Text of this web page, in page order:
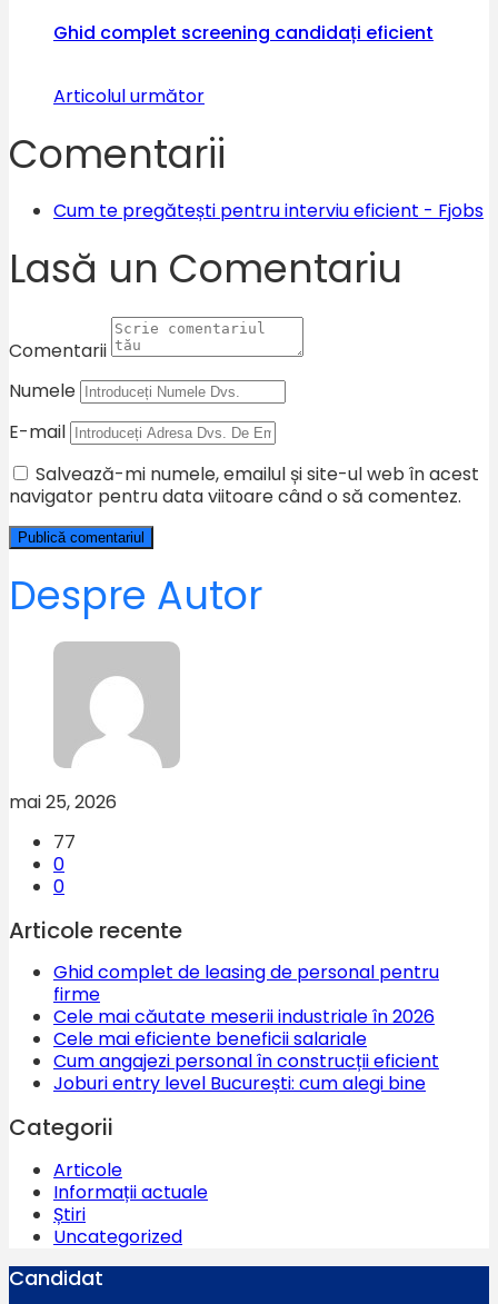
Ghid complet screening candidați eficient
Articolul următor
Comentarii
Cum te pregătești pentru interviu eficient - Fjobs
Lasă un Comentariu
Comentarii
Numele
E-mail
Salvează-mi numele, emailul și site-ul web în acest
navigator pentru data viitoare când o să comentez.
Despre Autor
mai 25, 2026
77
0
0
Articole recente
Ghid complet de leasing de personal pentru
firme
Cele mai căutate meserii industriale în 2026
Cele mai eficiente beneficii salariale
Cum angajezi personal în construcții eficient
Joburi entry level București: cum alegi bine
Categorii
Articole
Informații actuale
Știri
Uncategorized
Candidat